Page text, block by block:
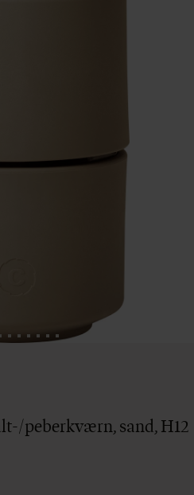
peberkværn, sand, H12